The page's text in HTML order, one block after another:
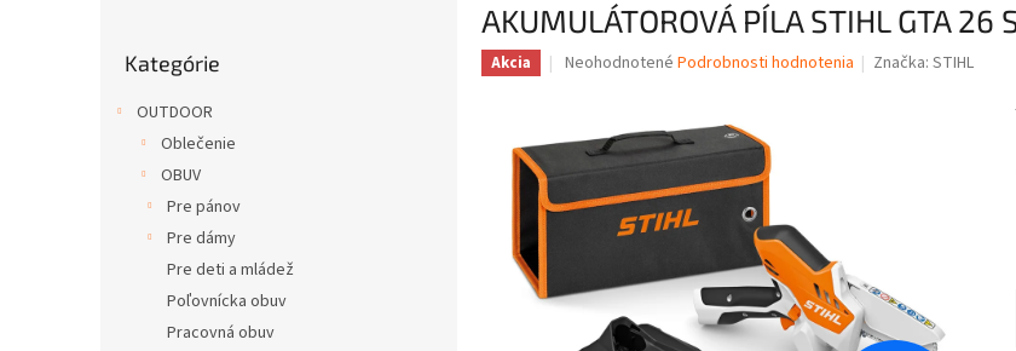
kategórie
Kategórie
OUTDOOR
Oblečenie
OBUV
Pre pánov
Pre dámy
Pre deti a mládež
Poľovnícka obuv
Pracovná obuv
AKUMULÁTOROVÁ PÍLA STIHL GTA 26
Akcia
Priemerné
5
hviezdičiek.
Neohodnotené Podrobnosti hodnotenia Značka:STIHL